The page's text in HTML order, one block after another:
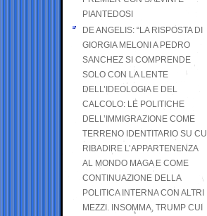
PIANTEDOSI
DE ANGELIS: “LA RISPOSTA DI
GIORGIA MELONI A PEDRO
SANCHEZ SI COMPRENDE
SOLO CON LA LENTE
DELL’IDEOLOGIA E DEL
CALCOLO: LE POLITICHE
DELL’IMMIGRAZIONE COME
TERRENO IDENTITARIO SU CUI
RIBADIRE L’APPARTENENZA
AL MONDO MAGA E COME
CONTINUAZIONE DELLA
POLITICA INTERNA CON ALTRI
MEZZI. INSOMMA, TRUMP CUI